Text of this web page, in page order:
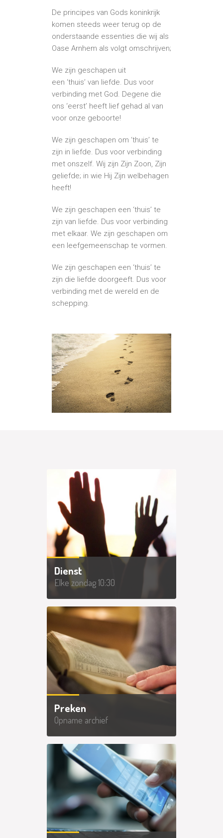
De principes van Gods koninkrijk
komen steeds weer terug op de
onderstaande essenties die wij als
Oase Arnhem als volgt omschrijven;
We zijn geschapen uit
een ‘thuis’ van liefde. Dus voor
verbinding met God. Degene die
ons ‘eerst’ heeft lief gehad al van
voor onze geboorte!
We zijn geschapen om ‘thuis’ te
zijn in liefde. Dus voor verbinding
met onszelf. Wij zijn Zijn Zoon, Zijn
geliefde; in wie Hij Zijn welbehagen
heeft!
We zijn geschapen een ‘thuis’ te
zijn van liefde. Dus voor verbinding
met elkaar. We zijn geschapen om
een leefgemeenschap te vormen.
We zijn geschapen een ‘thuis’ te
zijn die liefde doorgeeft. Dus voor
verbinding met de wereld en de
schepping.
Dienst
Elke zondag 10:30
Preken
Opname archief